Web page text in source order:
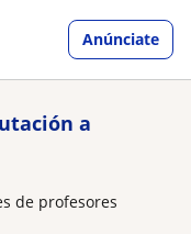
Anúnciate
a
de profesores